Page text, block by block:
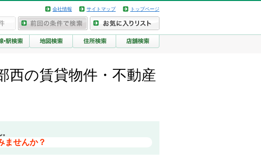
会社情報 サイトマップ トップページ
西の賃貸物件・不動産
ませんか？